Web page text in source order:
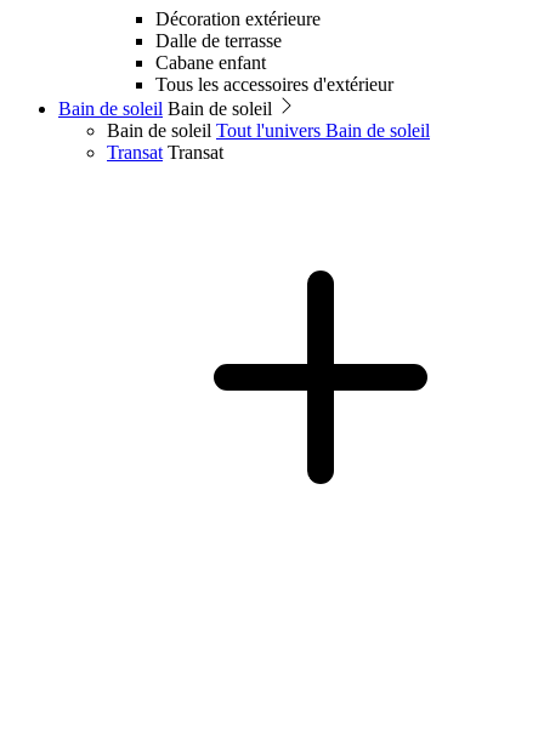
Décoration extérieure
Dalle de terrasse
Cabane enfant
Tous les accessoires d'extérieur
Bain de soleil Bain de soleil
Bain de soleil Tout l'univers Bain de soleil
Transat Transat